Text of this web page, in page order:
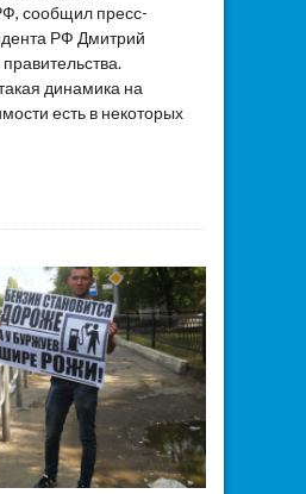
сообщил пресс-
РФ Дмитрий
динамика на
есть в некоторых